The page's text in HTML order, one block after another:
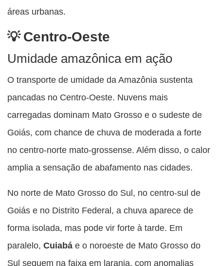
áreas urbanas.
Centro-Oeste
Umidade amazônica em ação
O transporte de umidade da Amazônia sustenta
pancadas no Centro-Oeste. Nuvens mais
carregadas dominam Mato Grosso e o sudeste de
Goiás, com chance de chuva de moderada a forte
no centro-norte mato-grossense. Além disso, o calor
amplia a sensação de abafamento nas cidades.
No norte de Mato Grosso do Sul, no centro-sul de
Goiás e no Distrito Federal, a chuva aparece de
forma isolada, mas pode vir forte à tarde. Em
paralelo, Cuiabá e o noroeste de Mato Grosso do
Sul seguem na faixa em laranja, com anomalias